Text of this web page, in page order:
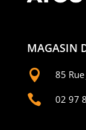
MAGASIN
 85
 02 97